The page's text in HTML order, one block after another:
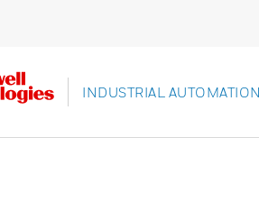
INDUSTRIAL AUTOMATION